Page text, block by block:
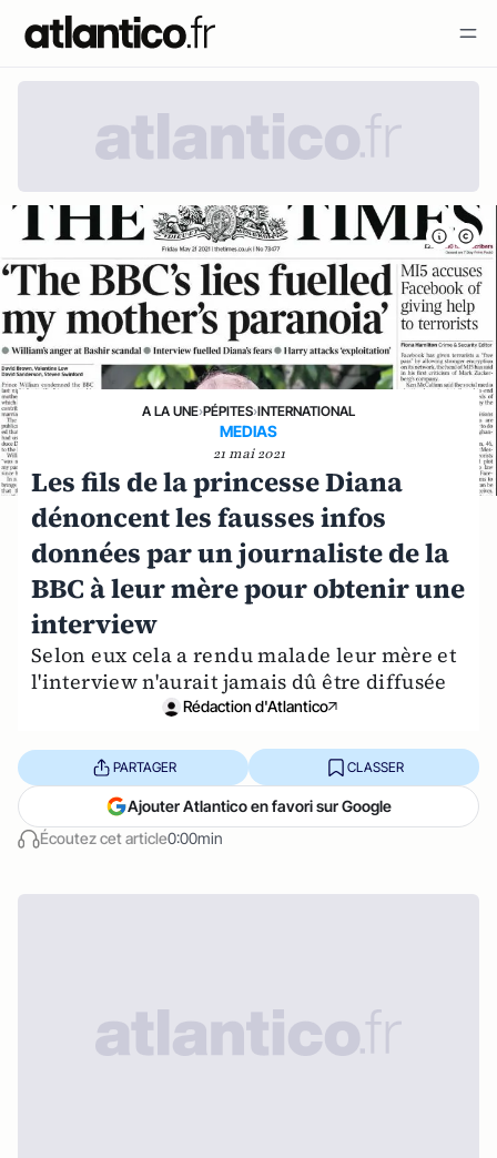
A LA UNE›PÉPITES›INTERNATIONAL
MEDIAS
21 mai 2021
Les fils de la princesse Diana
dénoncent les fausses infos
données par un journaliste de la
BBC à leur mère pour obtenir une
interview
Selon eux cela a rendu malade leur mère et
l'interview n'aurait jamais dû être diffusée
Rédaction d'Atlantico
Écoutez cet article0:00min
PARTAGER CLASSER
Ajouter Atlantico en favori sur Google